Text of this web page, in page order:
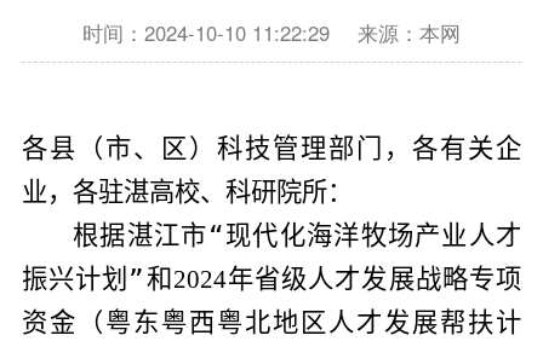
时间：2024-10-10 11:22:29 来源：本网
各县（市、区）科技管理部门，各有关企
业，各驻湛高校、科研院所：
根据湛江市“现代化海洋牧场产业人才
振兴计划”和2024年省级人才发展战略专项
资金（粤东粤西粤北地区人才发展帮扶计